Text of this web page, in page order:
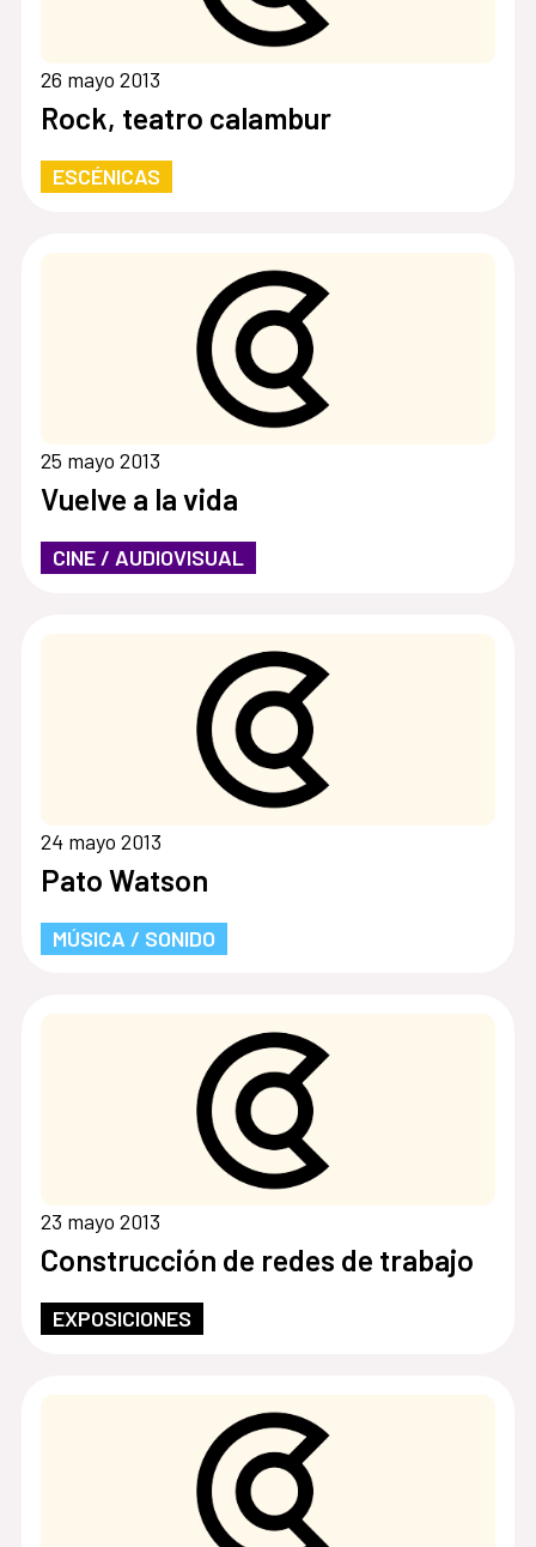
26 mayo 2013
Rock, teatro calambur
ESCÉNICAS
25 mayo 2013
Vuelve a la vida
CINE / AUDIOVISUAL
24 mayo 2013
Pato Watson
MÚSICA / SONIDO
23 mayo 2013
Construcción de redes de trabajo
EXPOSICIONES